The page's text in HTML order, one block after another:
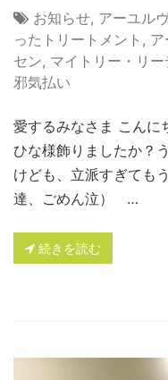
お知らせ, アーユル
ったトリートメント ,
セン, マイトリー・リ
邪気払い
愛するみなさま こん
ひな様飾りましたか？
けども、立派すぎても
達、ごめん泣） …
続きを読む